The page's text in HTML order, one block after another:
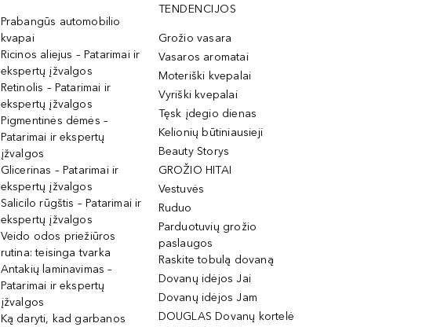
Prabangūs automobilio
kvapai
Ricinos aliejus – Patarimai ir
ekspertų įžvalgos
Retinolis – Patarimai ir
ekspertų įžvalgos
Pigmentinės dėmės –
Patarimai ir ekspertų
įžvalgos
Glicerinas – Patarimai ir
ekspertų įžvalgos
Salicilo rūgštis – Patarimai ir
ekspertų įžvalgos
Veido odos priežiūros
rutina: teisinga tvarka
Antakių laminavimas –
Patarimai ir ekspertų
įžvalgos
Ką daryti, kad garbanos
TENDENCIJOS
Grožio vasara
Vasaros aromatai
Moteriški kvepalai
Vyriški kvepalai
Tęsk įdegio dienas
Kelionių būtiniausieji
Beauty Storys
GROŽIO HITAI
Vestuvės
Ruduo
Parduotuvių grožio
paslaugos
Raskite tobulą dovaną
Dovanų idėjos Jai
Dovanų idėjos Jam
DOUGLAS Dovanų kortelė